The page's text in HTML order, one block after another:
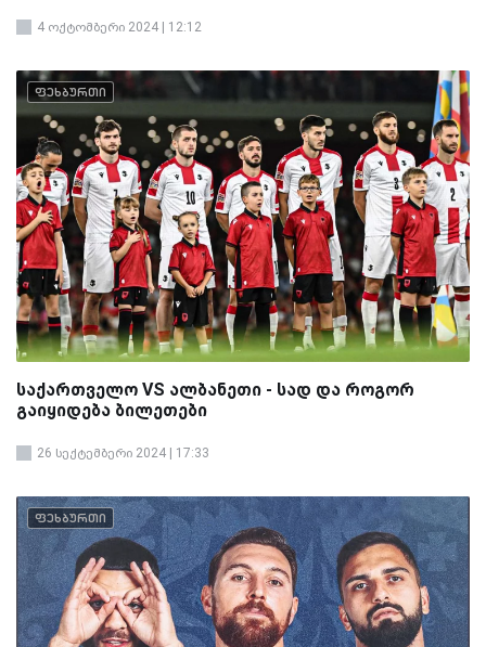
4 ოქტომბერი 2024 | 12:12
ფეხბურთი
საქართველო VS ალბანეთი - სად და როგორ
გაიყიდება ბილეთები
26 სექტემბერი 2024 | 17:33
ფეხბურთი